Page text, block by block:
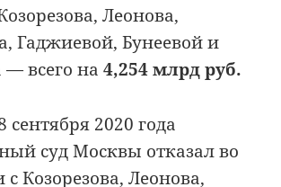
Леонова,
Гаджиевой, Бунеевой и
— всего на4,254 млрд руб.
сентября 2020 года
суд Москвы отказал во
Козорезова, Леонова,